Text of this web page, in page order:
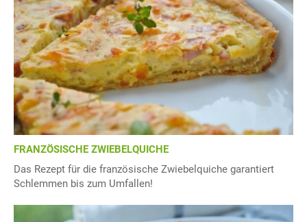
FRANZÖSISCHE ZWIEBELQUICHE
Das Rezept für die französische Zwiebelquiche garantiert
Schlemmen bis zum Umfallen!